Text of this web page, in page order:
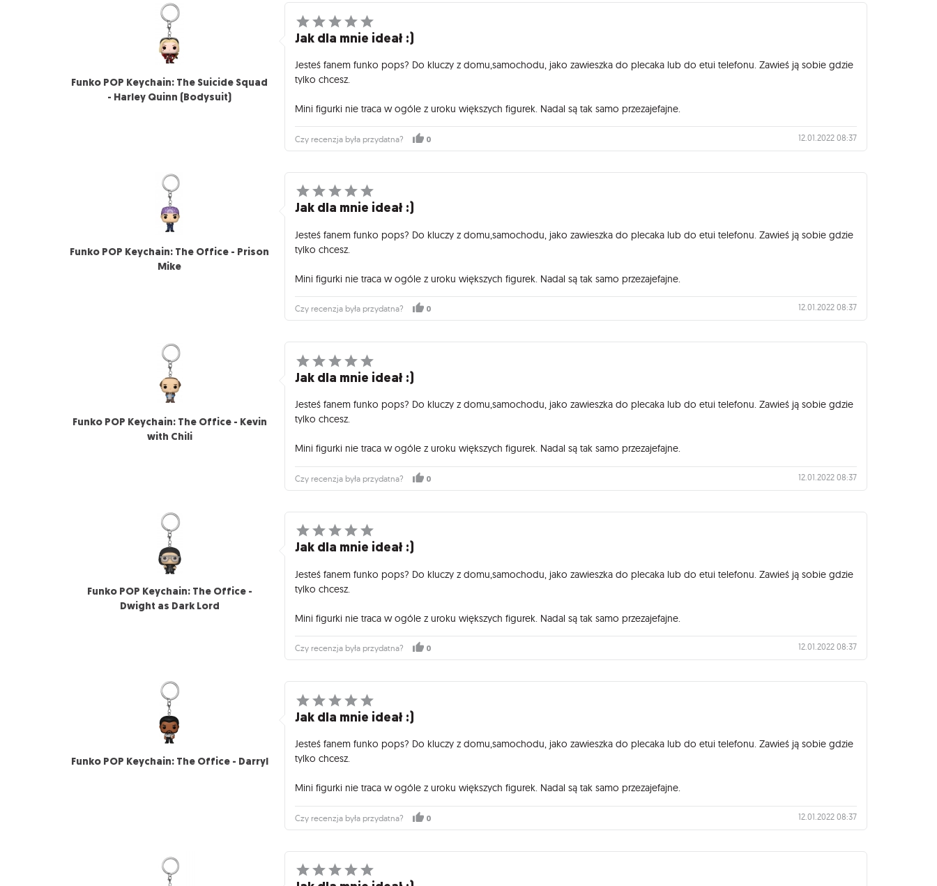
Funko POP Keychain: The Suicide Squad
- Harley Quinn (Bodysuit)
Jak dla mnie ideał :)
Jesteś fanem funko pops? Do kluczy z domu,samochodu, jako zawieszka do plecaka lub do etui telefonu. Zawieś ją sobie gdzie
tylko chcesz.
Mini figurki nie traca w ogóle z uroku większych figurek. Nadal są tak samo przezajefajne.
Czy recenzja była przydatna? 0 12.01.2022 08:37
Funko POP Keychain: The Office - Prison
Mike
Jak dla mnie ideał :)
Jesteś fanem funko pops? Do kluczy z domu,samochodu, jako zawieszka do plecaka lub do etui telefonu. Zawieś ją sobie gdzie
tylko chcesz.
Mini figurki nie traca w ogóle z uroku większych figurek. Nadal są tak samo przezajefajne.
Czy recenzja była przydatna? 0 12.01.2022 08:37
Funko POP Keychain: The Office - Kevin
with Chili
Jak dla mnie ideał :)
Jesteś fanem funko pops? Do kluczy z domu,samochodu, jako zawieszka do plecaka lub do etui telefonu. Zawieś ją sobie gdzie
tylko chcesz.
Mini figurki nie traca w ogóle z uroku większych figurek. Nadal są tak samo przezajefajne.
Czy recenzja była przydatna? 0 12.01.2022 08:37
Funko POP Keychain: The Office -
Dwight as Dark Lord
Jak dla mnie ideał :)
Jesteś fanem funko pops? Do kluczy z domu,samochodu, jako zawieszka do plecaka lub do etui telefonu. Zawieś ją sobie gdzie
tylko chcesz.
Mini figurki nie traca w ogóle z uroku większych figurek. Nadal są tak samo przezajefajne.
Czy recenzja była przydatna? 0 12.01.2022 08:37
Funko POP Keychain: The Office - Darryl
Jak dla mnie ideał :)
Jesteś fanem funko pops? Do kluczy z domu,samochodu, jako zawieszka do plecaka lub do etui telefonu. Zawieś ją sobie gdzie
tylko chcesz.
Mini figurki nie traca w ogóle z uroku większych figurek. Nadal są tak samo przezajefajne.
Czy recenzja była przydatna? 0 12.01.2022 08:37